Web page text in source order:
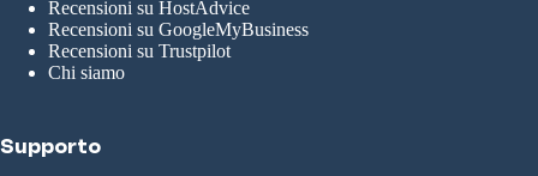
Recensioni su HostAdvice
Recensioni su GoogleMyBusiness
Recensioni su Trustpilot
Chi siamo
Supporto